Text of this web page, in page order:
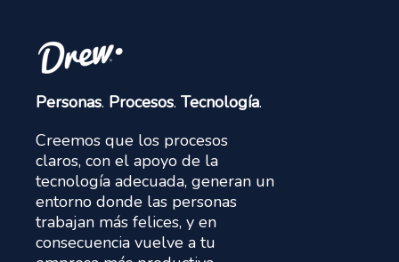
Personas. Procesos. Tecnología.
Creemos que los procesos
claros, con el apoyo de la
tecnología adecuada, generan un
entorno donde las personas
trabajan más felices, y en
consecuencia vuelve a tu